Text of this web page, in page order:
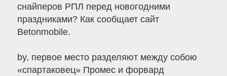
снайперов РПЛ перед новогодними
праздниками? Как сообщает сайт
Betonmobile.
by, первое место разделяют между собою
«спартаковец» Промес и форвард